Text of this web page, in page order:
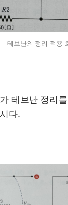
테브난의 정리 적용
테브난 정리
다.